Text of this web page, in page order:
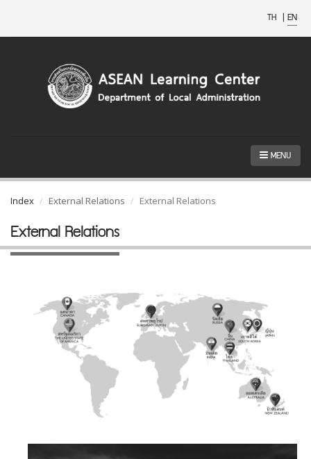
TH | EN
MENU
Index External Relations External Relations
External Relations